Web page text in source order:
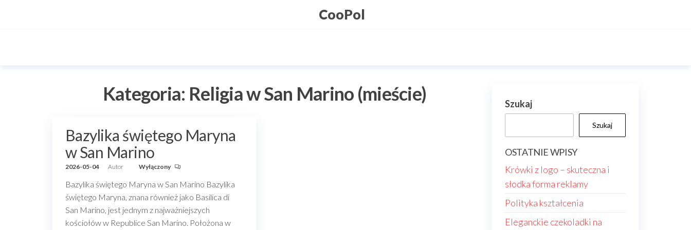
CooPol
Kategoria: Religia w San Marino (mieście)
Bazylika świętego Maryna
w San Marino
2026-05-04 Autor Wyłączony
Bazylika świętego Maryna w San Marino Bazylika
świętego Maryna, znana również jako Basilica di
San Marino, jest jednym z najważniejszych
kościołów w Republice San Marino. Położona w
Szukaj
Szukaj
OSTATNIE WPISY
Krówki z logo – skuteczna i
słodka forma reklamy
Polityka kształcenia
Eleganckie czekoladki na